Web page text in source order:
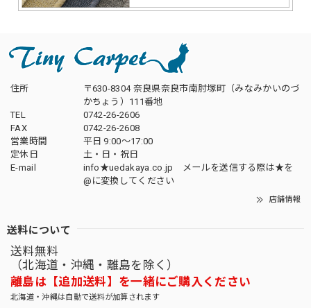
住所
〒630-8304 奈良県奈良市南肘塚町（みなみかいのづ
かちょう）111番地
TEL
0742-26-2606
FAX
0742-26-2608
営業時間
平日 9:00～17:00
定休日
土・日・祝日
E-mail
info★uedakaya.co.jp メールを送信する際は★を
@に変換してください
店舗情報
送料について
送料無料
（北海道・沖縄・離島を除く）
離島は【追加送料】を一緒にご購入ください
北海道・沖縄は自動で送料が加算されます